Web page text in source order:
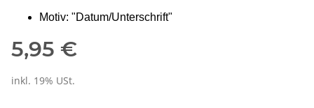
Motiv: "Datum/Unterschrift"
5,95 €
inkl. 19% USt.